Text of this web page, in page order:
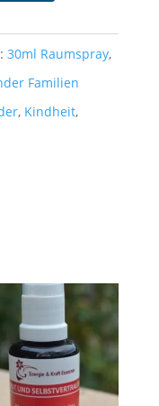
30ml Raumspray,
Familien
, Kindheit,